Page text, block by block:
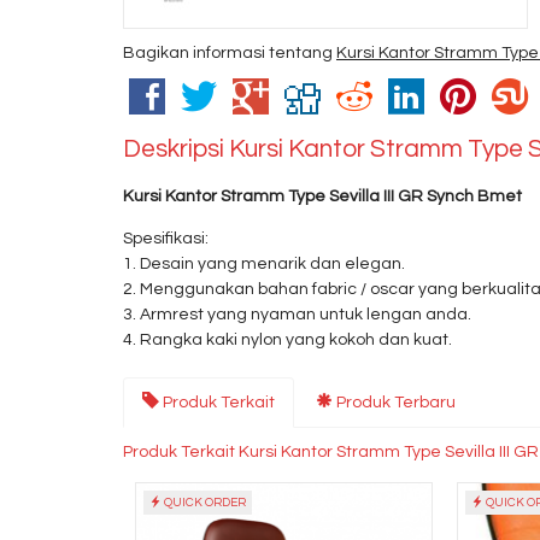
Bagikan informasi tentang Kursi Kantor Stramm
Deskripsi Kursi Kantor Stramm Type
Kursi Kantor Stramm Type Sevilla III GR Synch Bmet
Spesifikasi:
1. Desain yang menarik dan elegan.
2. Menggunakan bahan fabric / oscar yang
3. Armrest yang nyaman untuk lengan anda.
4. Rangka kaki nylon yang kokoh dan kuat.
Produk Terkait Produk Terbaru
Produk Terkait Kursi Kantor Stramm Type Sevilla III
QUICK ORDER QUICK